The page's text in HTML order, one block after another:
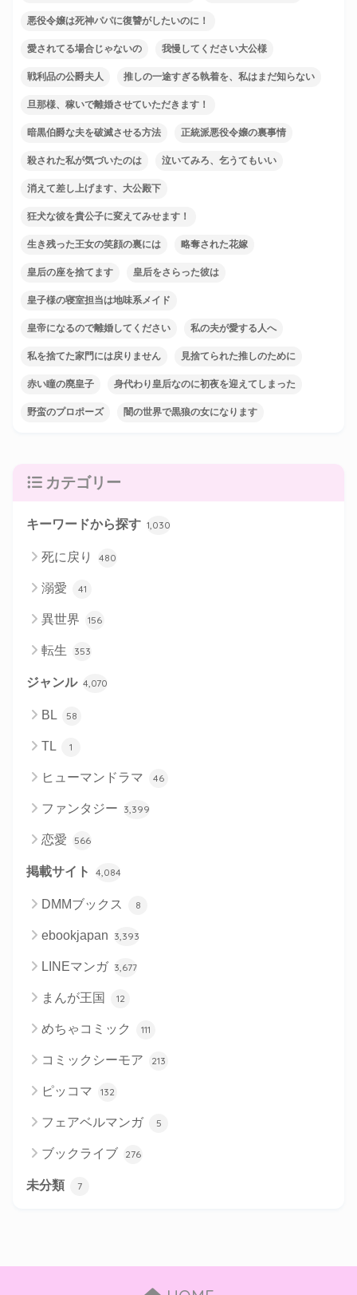
悪役令嬢は死神パパに復讐がしたいのに！
愛されてる場合じゃないの 我慢してください大公様
戦利品の公爵夫人 推しの一途すぎる執着を、私はまだ知らない
旦那様、稼いで離婚させていただきます！
暗黒伯爵な夫を破滅させる方法 正統派悪役令嬢の裏事情
殺された私が気づいたのは 泣いてみろ、乞うてもいい
消えて差し上げます、大公殿下
狂犬な彼を貴公子に変えてみせます！
生き残った王女の笑顔の裏には 略奪された花嫁
皇后の座を捨てます 皇后をさらった彼は
皇子様の寝室担当は地味系メイド
皇帝になるので離婚してください 私の夫が愛する人へ
私を捨てた家門には戻りません 見捨てられた推しのために
赤い瞳の廃皇子 身代わり皇后なのに初夜を迎えてしまった
野蛮のプロポーズ 闇の世界で黒狼の女になります
カテゴリー
キーワードから探す 1,030
死に戻り 480
溺愛 41
異世界 156
転生 353
ジャンル 4,070
BL 58
TL 1
ヒューマンドラマ 46
ファンタジー 3,399
恋愛 566
掲載サイト 4,084
DMMブックス 8
ebookjapan 3,393
LINEマンガ 3,677
まんが王国 12
めちゃコミック 111
コミックシーモア 213
ピッコマ 132
フェアベルマンガ 5
ブックライブ 276
未分類 7